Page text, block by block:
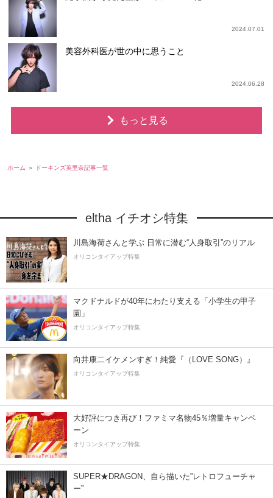
2024.07.01
美容外科医が世の中に思うこと
2024.06.28
もっと見る
ホーム ドーキンズ英里奈記事一覧
eltha イチオシ特集
川島海荷さんと学ぶ 日常に潜む“人身取引”のリアル
オリコンタイアップ特集
マクドナルドが40年にわたり支える「小学生の甲子
園」
オリコンタイアップ特集
向井康二イケメンすぎ！純愛『（LOVE SONG）』
オリコンタイアップ特集
大好評につき再び！ファミマ名物45％増量キャンペ
ーン
オリコンタイアップ特集
SUPER★DRAGON、自ら描いた”レトロフューチャ
ー”